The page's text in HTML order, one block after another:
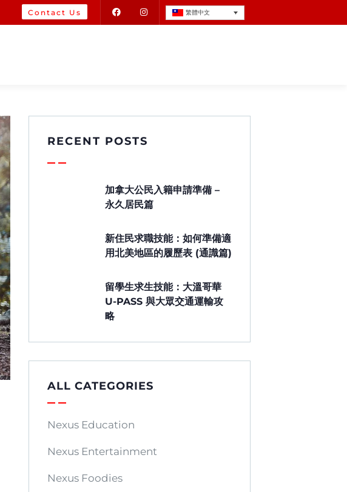
Contact Us 繁體中文
RECENT POSTS
加拿大公民入籍申請準備 –
永久居民篇
新住民求職技能：如何準備適
用北美地區的履歷表 (通識篇)
留學生求生技能：大溫哥華
U-PASS 與大眾交通運輸攻
略
ALL CATEGORIES
Nexus Education
Nexus Entertainment
Nexus Foodies